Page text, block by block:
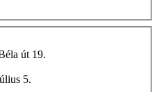
út 19.
és július 5.